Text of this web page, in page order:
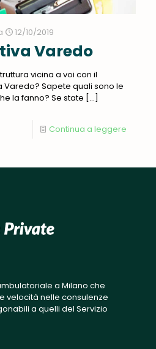
12/10/2019
Varedo
vicina a voi con il
Varedo? Sapete quali sono le
la fanno? Se state […]
Continua a leggere
a Milano che
velocità nelle consulenze
a quelli del Servizio